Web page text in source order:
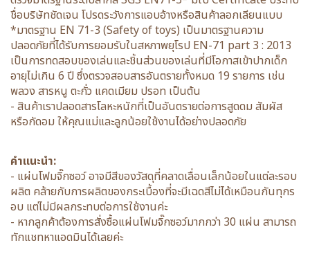
ชื่อบริษัทชัดเจน โปรดระวังการแอบอ้างหรือสินค้าลอกเลียนแบบ
*มาตรฐาน EN 71-3 (Safety of toys) เป็นมาตรฐานความ
ปลอดภัยที่ได้รับการยอมรับในสหภาพยุโรป EN-71 part 3 : 2013
เป็นการทดสอบของเล่นและชิ้นส่วนของเล่นที่มีโอกาสเข้าปากเด็ก
อายุไม่เกิน 6 ปี ซึ่งตรวจสอบสารอันตรายทั้งหมด 19 รายการ เช่น
พลวง สารหนู ตะกั่ว แคดเมียม ปรอท เป็นต้น
- สินค้าเราปลอดสารโลหะหนักที่เป็นอันตรายต่อการสูดดม สัมผัส
หรือกัดอม ให้คุณแม่และลูกน้อยใช้งานได้อย่างปลอดภัย
คำแนะนำ:
- แผ่นโฟมจิ๊กซอว์ อาจมีสีของวัสดุที่คลาดเลื่อนเล็กน้อยในแต่ละรอบ
ผลิต คล้ายกับการผลิตของกระเบื้องที่จะมีเฉดสีไม่ได้เหมือนกันทุกร
อบ แต่ไม่มีผลกระทบต่อการใช้งานค่ะ
- หากลูกค้าต้องการสั่งซื้อแผ่นโฟมจิ๊กซอว์มากกว่า 30 แผ่น สามารถ
ทักแชทหาแอดมินได้เลยค่ะ